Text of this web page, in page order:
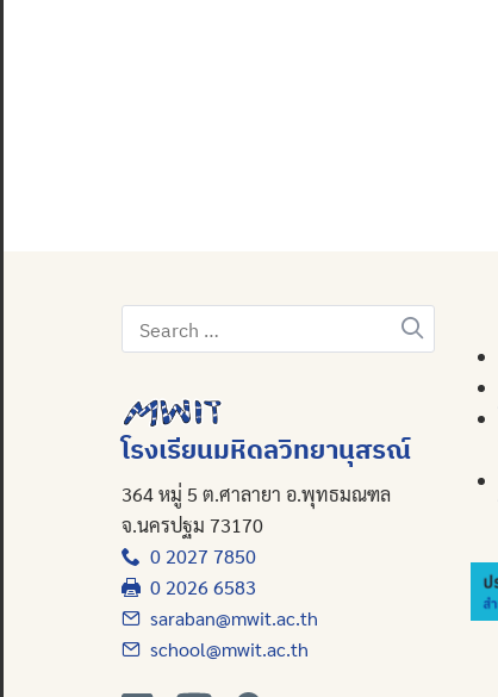
Search
for:
โรงเรียนมหิดลวิทยานุสรณ์
364 หมู่ 5 ต.ศาลายา อ.พุทธมณฑล
จ.นครปฐม 73170
0 2027 7850
0 2026 6583
saraban@mwit.ac.th
school@mwit.ac.th